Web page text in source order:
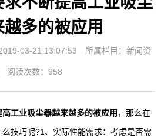
多的被应用
03-21 13:07:53 所属栏目： 新闻资
阅读次数：958
工业吸尘器越来越多的被应用 ，那么在
技巧呢?1、实际性能需求：考虑是否需